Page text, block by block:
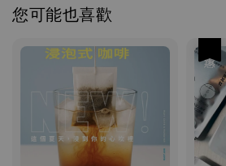
您可能也喜歡